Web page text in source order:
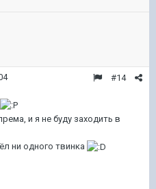
#14
и я не буду заходить в
ни одного твинка